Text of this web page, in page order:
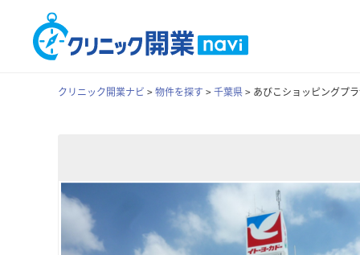
クリニック開業ナビ >物件を探す >千葉県> あびこショッピングプ